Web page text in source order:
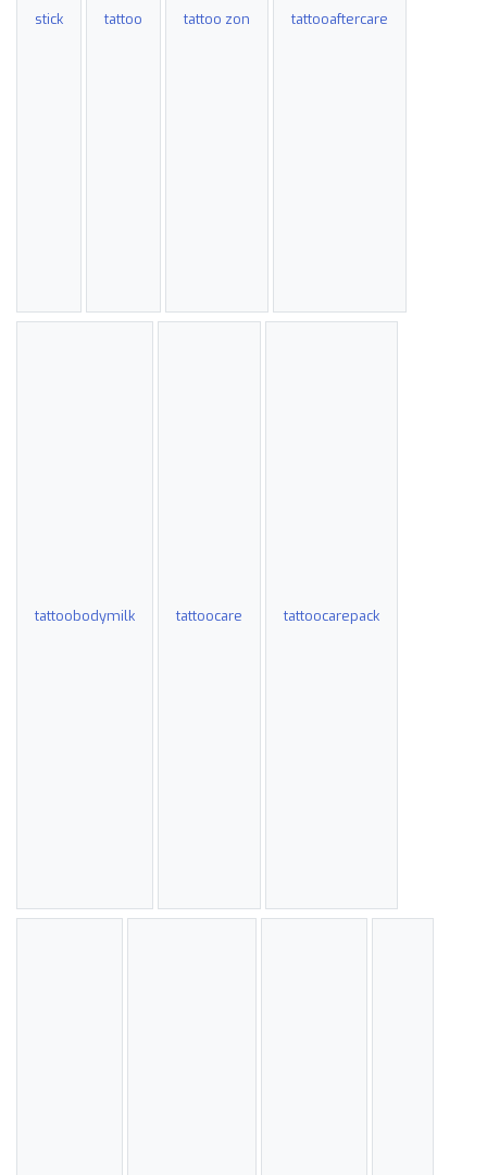
stick tattoo tattoo zon tattooaftercare
tattoobodymilk tattoocare tattoocarepack